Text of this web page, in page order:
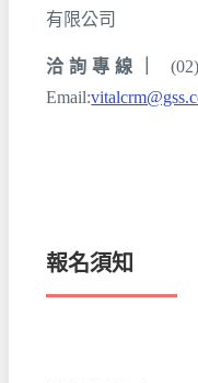
有限公司
洽詢專線｜
Email:
報名須知